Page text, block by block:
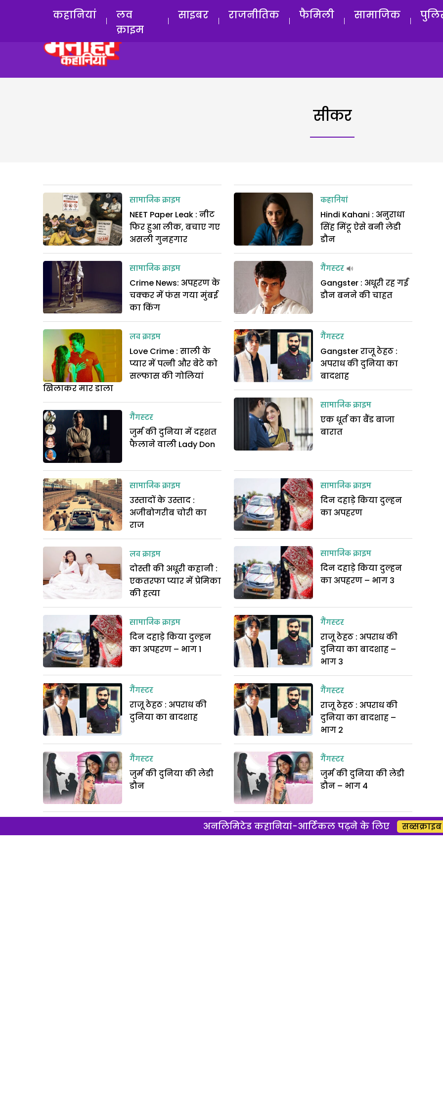
कहानियां
लव
क्राइम
साइबर राजनीतिक फैमिली सामाजिक
सीकर
सामाजिक क्राइम
NEET Paper Leak : नीट
फिर हुआ लीक, बचाए गए
असली गुनहगार
सामाजिक क्राइम
Crime News: अपहरण के
चक्कर में फंस गया मुंबई
का किंग
कहानियां
Hindi Kahani : अनुराधा
सिंह मिंटू ऐसे बनी लेडी
डौन
गैंगस्टर
Gangster : अधूरी रह गई
डौन बनने की चाहत
लव क्राइम
Love Crime : साली के
प्यार में पत्नी और बेटे को
सल्फास की गोलियां
खिलाकर मार डाला
गैंगस्टर
जुर्म की दुनिया में दहशत
फैलाने वाली Lady Don
गैंगस्टर
Gangster राजू ठेहठ :
अपराध की दुनिया का
बादशाह
सामाजिक क्राइम
एक धूर्त का बैंड बाजा
बारात
सामाजिक क्राइम
उस्तादों के उस्ताद :
अजीबोगरीब चोरी का
राज
लव क्राइम
दोस्ती की अधूरी कहानी :
एकतरफा प्यार में प्रेमिका
की हत्या
सामाजिक क्राइम
दिन दहाड़े किया दुल्हन
का अपहरण
सामाजिक क्राइम
दिन दहाड़े किया दुल्हन
का अपहरण – भाग 3
सामाजिक क्राइम
दिन दहाड़े किया दुल्हन
का अपहरण – भाग 1
गैंगस्टर
राजू ठेहठ : अपराध की
दुनिया का बादशाह
गैंगस्टर
राजू ठेहठ : अपराध की
दुनिया का बादशाह –
भाग 3
गैंगस्टर
राजू ठेहठ : अपराध की
दुनिया का बादशाह –
भाग 2
गैंगस्टर
जुर्म की दुनिया की लेडी
डौन
गैंगस्टर
जुर्म की दुनिया की लेडी
डौन – भाग 4
गैंगस्टर
अनलिमिटेड कहानियां-आर्टिकल पढ़ने के लिए